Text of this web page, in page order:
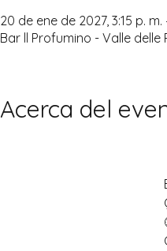
20 de ene de 2027, 3:15 p. m.
Bar ll Profumino - Valle delle
Acerca del